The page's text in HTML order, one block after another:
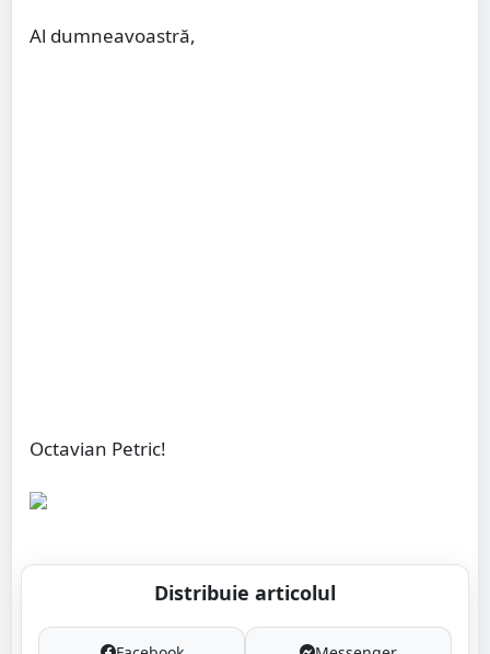
Al dumneavoastră,
Octavian Petric!
Distribuie articolul